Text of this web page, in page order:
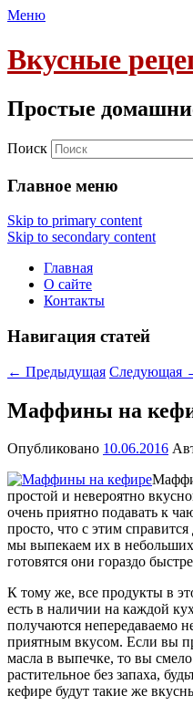
Меню
Вкусные
Простые
Поиск
Главное меню
Skip to primary content
Skip to secondary content
Главная
О сайте
Контакты
Навигация статей
← Предыдущая Следующая
Маффины на
Опубликовано 10.06.2016
простой и невероятно
очень приятно подавать к
просто, что с этим
мы выпекаем их в
готовятся они гораздо
К тому же, все продукты в
есть в наличии на каждой
получаются
приятным вкусом. Если вы
масла в выпечке, то вы
растительное без запаха,
кефире будут такие же